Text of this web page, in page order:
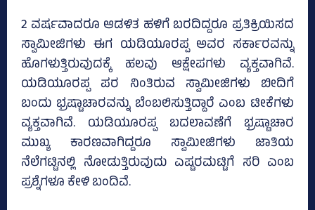
2 ವರ್ಷವಾದರೂ ಆಡಳಿತ ಹಳಿಗೆ ಬರದಿದ್ದರೂ ಪ್ರತಿಕ್ರಿಯಿಸದ
ಸ್ವಾಮೀಜಿಗಳು ಈಗ ಯಡಿಯೂರಪ್ಪ ಅವರ ಸರ್ಕಾರವನ್ನು
ಹೊಗಳುತ್ತಿರುವುದಕ್ಕೆ ಹಲವು ಆಕ್ಷೇಪಗಳು ವ್ಯಕ್ತವಾಗಿವೆ.
ಯಡಿಯೂರಪ್ಪ ಪರ ನಿಂತಿರುವ ಸ್ವಾಮೀಜಿಗಳು ಬೀದಿಗೆ
ಬಂದು ಭ್ರಷ್ಟಾಚಾರವನ್ನು ಬೆಂಬಲಿಸುತ್ತಿದ್ದಾರೆ ಎಂಬ ಟೀಕೆಗಳು
ವ್ಯಕ್ತವಾಗಿವೆ. ಯಡಿಯೂರಪ್ಪ ಬದಲಾವಣೆಗೆ ಭ್ರಷ್ಟಾಚಾರ
ಮುಖ್ಯ ಕಾರಣವಾಗಿದ್ದರೂ ಸ್ವಾಮೀಜಿಗಳು ಜಾತಿಯ
ನೆಲೆಗಟ್ಟಿನಲ್ಲಿ ನೋಡುತ್ತಿರುವುದು ಎಷ್ಟರಮಟ್ಟಿಗೆ ಸರಿ ಎಂಬ
ಪ್ರಶ್ನೆಗಳೂ ಕೇಳಿ ಬಂದಿವೆ.